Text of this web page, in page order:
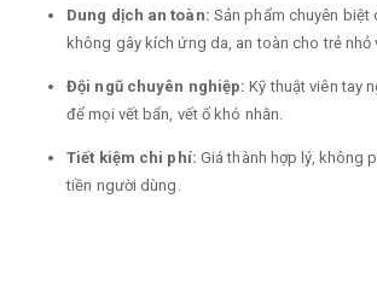
Dung dịch an toàn: Sản phẩm chuyên biệt
không gây kích ứng da, an toàn cho trẻ nhỏ
Đội ngũ chuyên nghiệp: Kỹ thuật viên tay
để mọi vết bẩn, vết ố khó nhằn.
Tiết kiệm chi phí: Giá thành hợp lý, không
tiền người dùng.